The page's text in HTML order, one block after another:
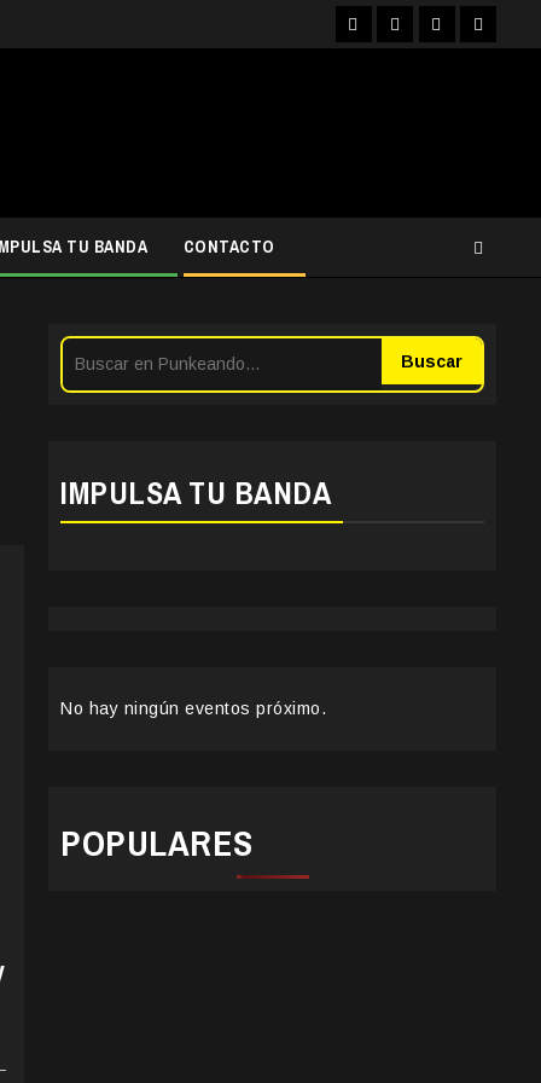
FacebookInstagram
YouTubeTwitter
TU BANDA CONTACTO
Buscar
IMPULSA TU BANDA
No hay ningún eventos próximo.
POPULARES